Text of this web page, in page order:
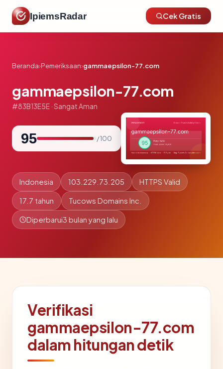
IpiemsRadar Cek Gratis
Beranda›Pemeriksaan›gammaepsilon-77.com
gammaepsilon-77.com
#83B13E5E · Sangat Aman
95 / 100
Indonesia 103.229.73.205 HTTPS Valid
17.7 tahun Tucows Domains Inc.
Diperbarui3 bulan yang lalu
Verifikasi
gammaepsilon-77.com
dalam hitungan detik